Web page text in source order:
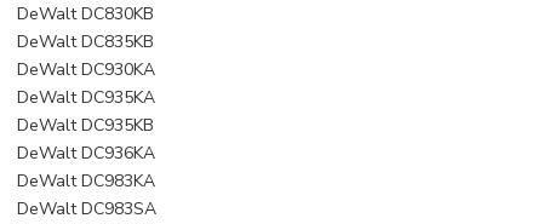
DeWalt DC830KB
DeWalt DC835KB
DeWalt DC930KA
DeWalt DC935KA
DeWalt DC935KB
DeWalt DC936KA
DeWalt DC983KA
DeWalt DC983SA